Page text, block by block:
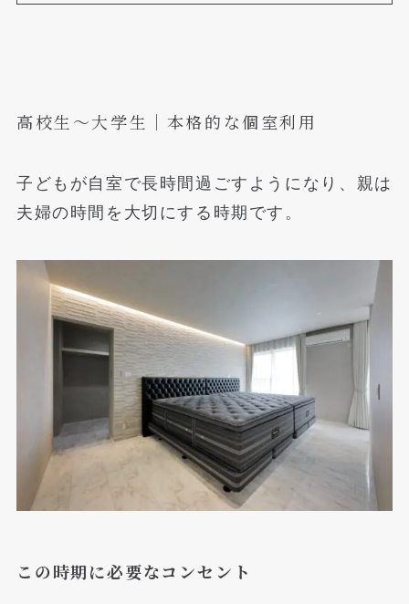
高校生〜大学生｜本格的な個室利用
子どもが自室で長時間過ごすようになり、親は
夫婦の時間を大切にする時期です。
この時期に必要なコンセント